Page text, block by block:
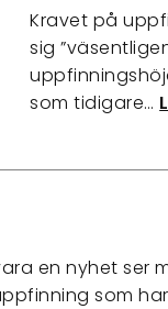
Kravet på
sig
som tidigare…
en nyhet ser
som